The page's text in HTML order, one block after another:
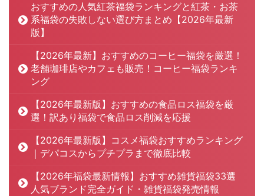
おすすめの人気紅茶福袋ランキングと紅茶・お茶
系福袋の失敗しない選び方まとめ【2026年最新
版】
【2026年最新】おすすめのコーヒー福袋を厳選！
老舗珈琲店やカフェも販売！コーヒー福袋ランキ
ング
【2026年最新版】おすすめの食品ロス福袋を厳
選！訳あり福袋で食品ロス削減を応援
【2026年最新版】コスメ福袋おすすめランキング
｜デパコスからプチプラまで徹底比較
【2026年福袋最新情報】おすすめ雑貨福袋33選
人気ブランド完全ガイド・雑貨福袋発売情報